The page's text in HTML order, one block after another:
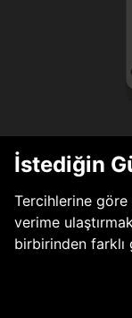
İstediğin
Tercihlerine göre
verime
birbirinden farklı